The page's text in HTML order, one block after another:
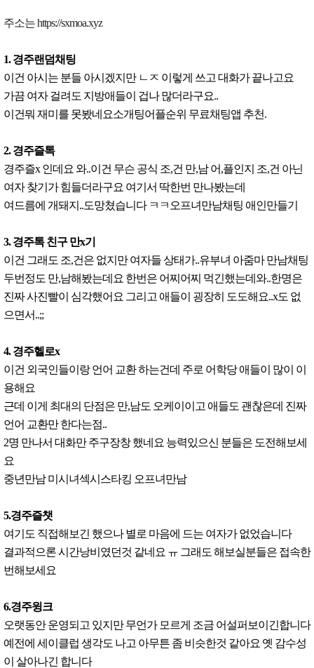
주소는 https://sxmoa.xyz
1. 경주랜덤채팅
이건 아시는 분들 아시겠지만 ㄴㅈ 이렇게 쓰고 대화가 끝나고요
가끔 여자 걸려도 지방애들이 겁나 많더라구요..
이건뭐 재미를 못봤네요소개팅어플순위 무료채팅앱 추천.
2. 경주즐톡
경주즐x 인데요 와..이건 무슨 공식 조,건 만,남 어,플인지 조,건 아닌
여자 찾기가 힘들더라구요 여기서 딱한번 만나봤는데
여드름에 개돼지..도망쳤습니다 ㅋㅋ오프녀만남채팅 애인만들기
3. 경주톡 친구 만x기
이건 그래도 조,건은 없지만 여자들 상태가..유부녀 아줌마 만남채팅
두번정도 만,남해봤는데요 한번은 어찌어찌 먹긴했는데와..한명은
진짜 사진빨이 심각했어요 그리고 애들이 굉장히 도도해요..x도 없
으면서..;;
4. 경주헬로x
이건 외국인들이랑 언어 교환 하는건데 주로 어학당 애들이 많이 이
용해요
근데 이게 최대의 단점은 만,남도 오케이이고 애들도 괜찮은데 진짜
언어 교환만 한다는점..
2명 만나서 대화만 주구장창 했네요 능력있으신 분들은 도전해보세
요
중년만남 미시녀섹시스타킹 오프녀만남
5.경주즐챗
여기도 직접해보긴 했으나 별로 마음에 드는 여자가 없었습니다
결과적으론 시간낭비였던것 같네요 ㅠ 그래도 해보실분들은 접속한
번해보세요
6.경주윙크
오랫동안 운영되고 있지만 무언가 모르게 조금 어설퍼보이긴합니다
예전에 세이클럽 생각도 나고 아무튼 좀 비슷한것 같아요 옛 감수성
이 살아나긴 합니다